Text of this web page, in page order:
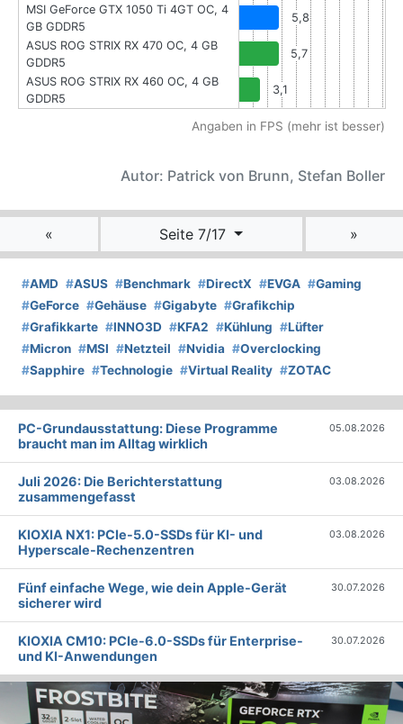
MSI GeForce GTX 1050 Ti 4GT OC, 4
GB GDDR5
5,8
ASUS ROG STRIX RX 470 OC, 4 GB
GDDR5
5,7
ASUS ROG STRIX RX 460 OC, 4 GB
GDDR5
3,1
Angaben in FPS (mehr ist besser)
Autor: Patrick von Brunn, Stefan Boller
« Seite 7/17 »
#AMD #ASUS #Benchmark #DirectX #EVGA #Gaming
#GeForce #Gehäuse #Gigabyte #Grafikchip
#Grafikkarte #INNO3D #KFA2 #Kühlung #Lüfter
#Micron #MSI #Netzteil #Nvidia #Overclocking
#Sapphire #Technologie #Virtual Reality #ZOTAC
PC-Grundausstattung: Diese Programme
braucht man im Alltag wirklich
05.08.2026
Juli 2026: Die Bericht­erstattung
zusammengefasst
03.08.2026
KIOXIA NX1: PCIe-5.0-SSDs für KI- und
Hyperscale-Rechenzentren
03.08.2026
Fünf einfache Wege, wie dein Apple-Gerät
sicherer wird
30.07.2026
KIOXIA CM10: PCIe-6.0-SSDs für Enterprise-
und KI-Anwendungen
30.07.2026